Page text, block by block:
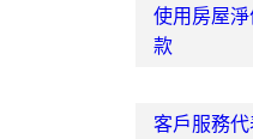
使用房屋
款
客戶服務